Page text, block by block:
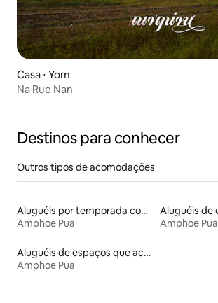
Casa ⋅ Yom
Na Rue Nan
Destinos para conhecer
Outros tipos de acomodações
Aluguéis por temporada com café da manhã
Amphoe Pua
Amphoe Pua
Aluguéis de espaços que aceitam animais de estimação
Amphoe Pua